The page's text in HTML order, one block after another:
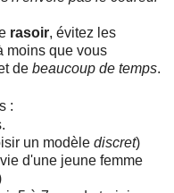
rasoir, évitez les
moins que vous
de beaucoup de temps.
:
un modèle discret)
d'une jeune femme